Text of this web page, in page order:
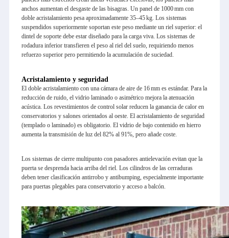
anchos aumentan el desgaste de las bisagras. Un panel de 1000 mm con
doble acristalamiento pesa aproximadamente 35–45 kg. Los sistemas
suspendidos superiormente soportan este peso mediante un riel superior: el
dintel de soporte debe estar diseñado para la carga viva. Los sistemas de
rodadura inferior transfieren el peso al riel del suelo, requiriendo menos
refuerzo superior pero permitiendo la acumulación de suciedad.
Acristalamiento y seguridad
El doble acristalamiento con una cámara de aire de 16 mm es estándar. Para la
reducción de ruido, el vidrio laminado o asimétrico mejora la atenuación
acústica. Los revestimientos de control solar reducen la ganancia de calor en
conservatorios y salones orientados al oeste. El acristalamiento de seguridad
(templado o laminado) es obligatorio. El vidrio de bajo contenido en hierro
aumenta la transmisión de luz del 82% al 91%, pero añade coste.
Los sistemas de cierre multipunto con pasadores antielevación evitan que la
puerta se desprenda hacia arriba del riel. Los cilindros de las cerraduras
deben tener clasificación antirrobo y antibumping, especialmente importante
para puertas plegables para conservatorio y acceso a balcón.